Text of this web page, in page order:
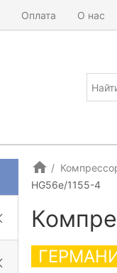
Оплата О нас
HG56e/1155-4